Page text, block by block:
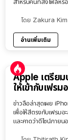
โดย Zakura Kim
อ่านเพิ่มเติม
Apple เตรียม
ให้เข้ากับเฟรม
ข่าวลือล่าสุดเผย
เพื่อให้สีตรงกับเฟรมอ
และคาดว่าดีไซน์ภาย